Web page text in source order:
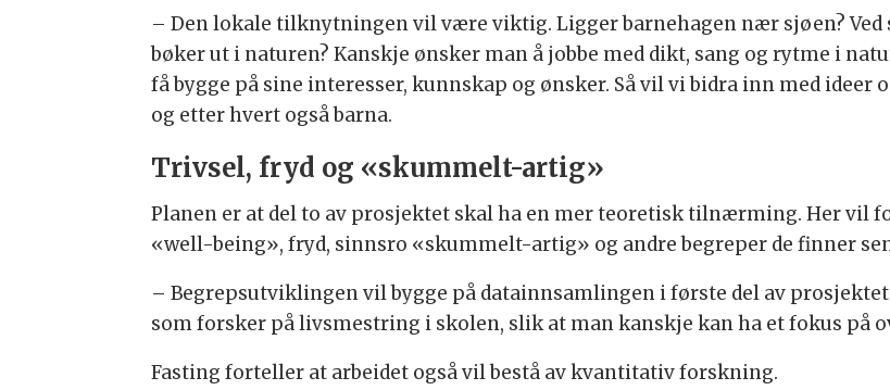
– Den lokale tilknytningen vil være viktig. Ligger barnehagen nær sjøen? Ved
bøker ut i naturen? Kanskje ønsker man å jobbe med dikt, sang og rytme i
få bygge på sine interesser, kunnskap og ønsker. Så vil vi bidra inn med ideer
og etter hvert også barna.
Trivsel, fryd og «skummelt-artig»
Planen er at del to av prosjektet skal ha en mer teoretisk tilnærming. Her vil
«well-being», fryd, sinnsro «skummelt-artig» og andre begreper de finner
– Begrepsutviklingen vil bygge på datainnsamlingen i første del av
som forsker på livsmestring i skolen, slik at man kanskje kan ha et fokus på
Fasting forteller at arbeidet også vil bestå av kvantitativ forskning.